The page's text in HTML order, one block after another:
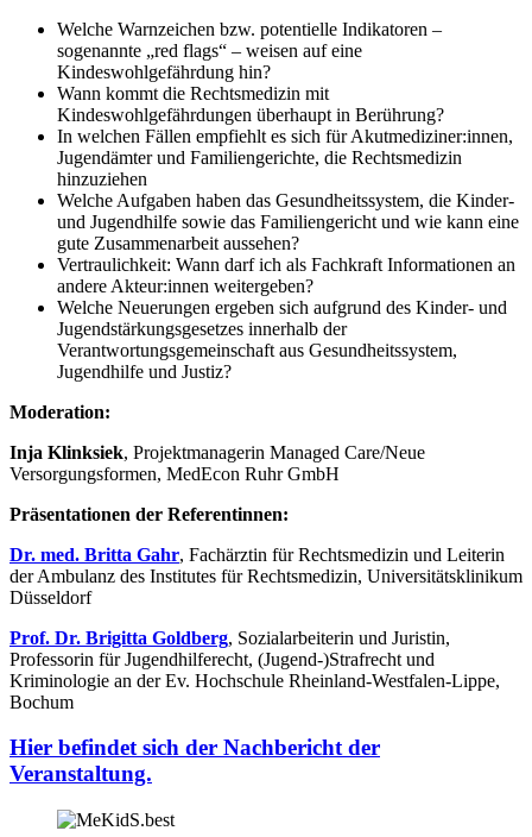
Welche Warnzeichen bzw. potentielle Indikatoren –
sogenannte „red flags“ – weisen auf eine
Kindeswohlgefährdung hin?
Wann kommt die Rechtsmedizin mit
Kindeswohlgefährdungen überhaupt in Berührung?
In welchen Fällen empfiehlt es sich für Akutmediziner:innen,
Jugendämter und Familiengerichte, die Rechtsmedizin
hinzuziehen
Welche Aufgaben haben das Gesundheitssystem, die Kinder-
und Jugendhilfe sowie das Familiengericht und wie kann eine
gute Zusammenarbeit aussehen?
Vertraulichkeit: Wann darf ich als Fachkraft Informationen an
andere Akteur:innen weitergeben?
Welche Neuerungen ergeben sich aufgrund des Kinder- und
Jugendstärkungsgesetzes innerhalb der
Verantwortungsgemeinschaft aus Gesundheitssystem,
Jugendhilfe und Justiz?
Moderation:
Inja Klinksiek, Projektmanagerin Managed Care/Neue
Versorgungsformen, MedEcon Ruhr GmbH
Präsentationen der Referentinnen:
Dr. med. Britta Gahr, Fachärztin für Rechtsmedizin und Leiterin
der Ambulanz des Institutes für Rechtsmedizin, Universitätsklinikum
Düsseldorf
Prof. Dr. Brigitta Goldberg, Sozialarbeiterin und Juristin,
Professorin für Jugendhilferecht, (Jugend-)Strafrecht und
Kriminologie an der Ev. Hochschule Rheinland-Westfalen-Lippe,
Bochum
Hier befindet sich der Nachbericht der
Veranstaltung.